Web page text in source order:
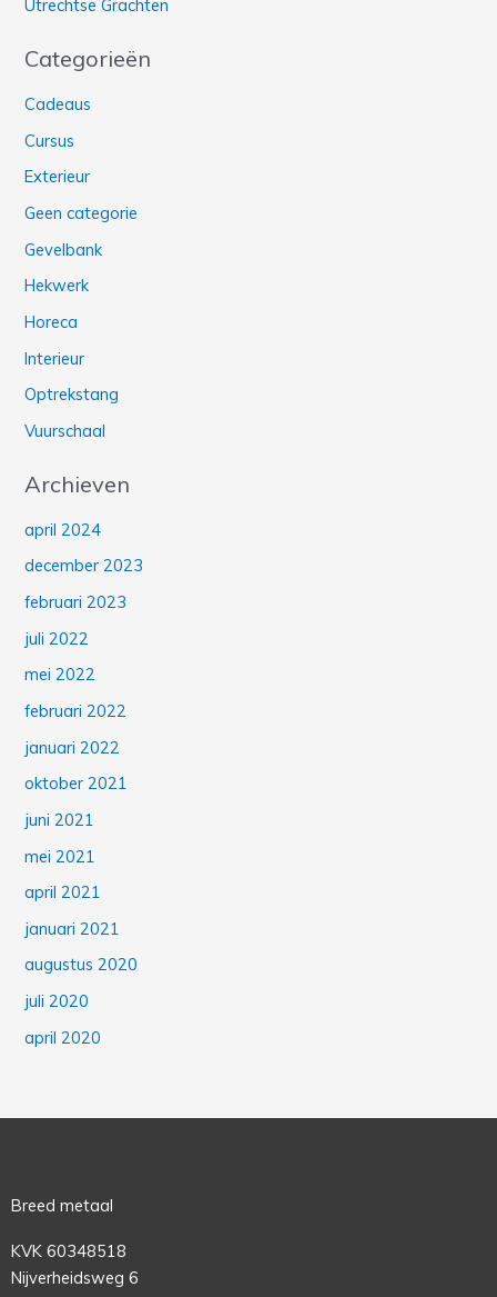
Utrechtse Grachten
Categorieën
Cadeaus
Cursus
Exterieur
Geen categorie
Gevelbank
Hekwerk
Horeca
Interieur
Optrekstang
Vuurschaal
Archieven
april 2024
december 2023
februari 2023
juli 2022
mei 2022
februari 2022
januari 2022
oktober 2021
juni 2021
mei 2021
april 2021
januari 2021
augustus 2020
juli 2020
april 2020
Breed metaal
KVK 60348518
Nijverheidsweg 6